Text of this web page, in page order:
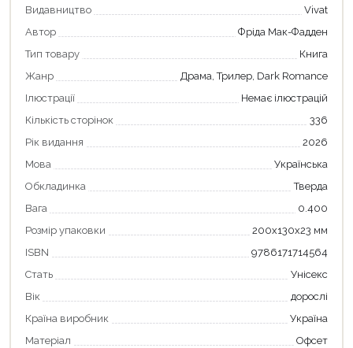
Видавництво
Vivat
Автор
Фріда Мак-Фадден
Тип товару
Книга
Жанр
Драма, Трилер, Dark Romance
Ілюстрації
Немає ілюстрацій
Кількість сторінок
336
Рік видання
2026
Мова
Українська
Обкладинка
Тверда
Вага
0.400
Розмір упаковки
200x130x23 мм
ISBN
9786171714564
Стать
Унісекс
Вік
дорослі
Країна виробник
Україна
Матеріал
Офсет